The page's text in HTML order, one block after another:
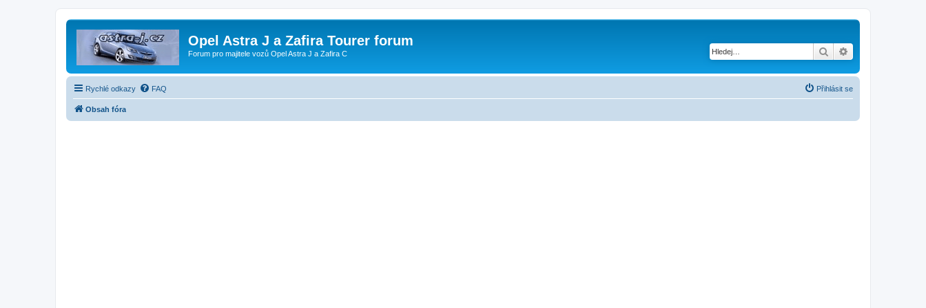
Opel Astra J a Zafira Tourer forum
Forum pro majitele vozů Opel Astra J a Zafira C Hledat
Rychlé odkazy FAQ Přihlásit se
Obsah fóra